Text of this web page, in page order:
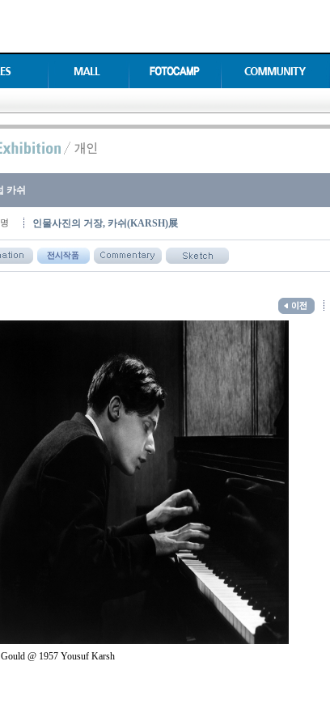
카쉬
인물사진의 거장, 카쉬(KARSH)展